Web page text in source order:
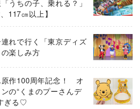
うちの子、乗れる？」
117㎝以上】
れで行く「東京ディズ
楽しみ方
原作100周年記念！ オ
の“くまのプーさんデ
ぎる♡